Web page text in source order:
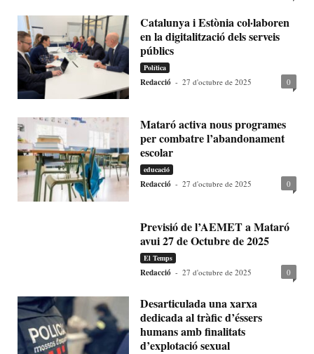
Catalunya i Estònia col·laboren
en la digitalització dels serveis
públics
Política
Redacció - 27 d'octubre de 2025 0
Mataró activa nous programes
per combatre l’abandonament
escolar
educació
Redacció - 27 d'octubre de 2025 0
Previsió de l’AEMET a Mataró
avui 27 de Octubre de 2025
El Temps
Redacció - 27 d'octubre de 2025 0
Desarticulada una xarxa
dedicada al tràfic d’éssers
humans amb finalitats
d’explotació sexual